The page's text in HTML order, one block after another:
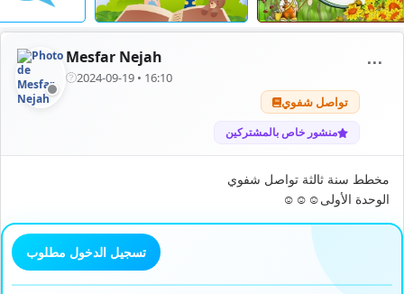
Mesfar Nejah
2024-09-19 • 16:10
تواصل شفوي
منشور خاص بالمشتركين
⋯
مخطط سنة ثالثة تواصل شفوي
الوحدة الأولى☺️☺️☺️
تسجيل الدخول مطلوب